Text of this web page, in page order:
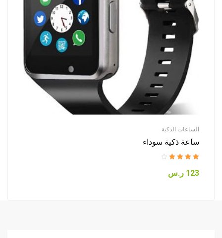
الساعات الذكية
ساعة ذكية سوداء
out of 5
123 ر.س